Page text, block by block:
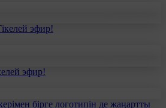
эфир!
эфир!
бірге логотипін де жаңартты